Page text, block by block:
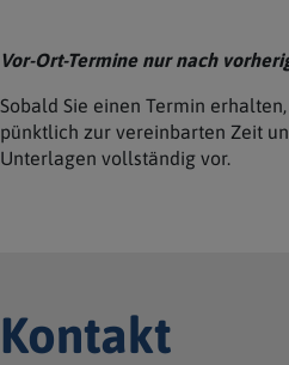
Vor-Ort-Termine nur nach
Sobald Sie einen Termin
pünktlich zur vereinbarten Zeit
Unterlagen vollständig vor.
Kontakt